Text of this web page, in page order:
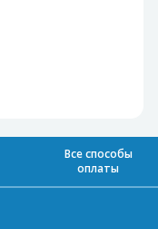
Все способы
оплаты